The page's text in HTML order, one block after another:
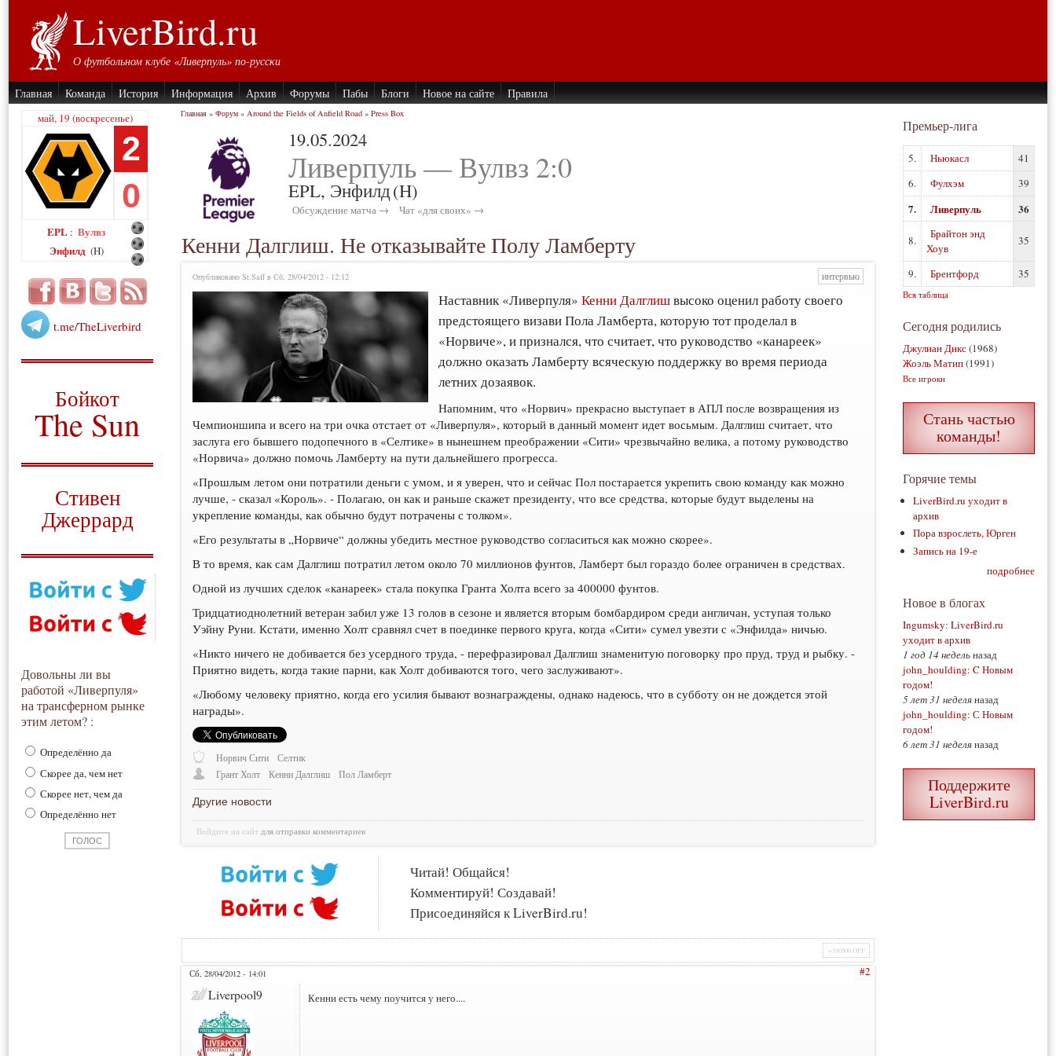
LiverBird.ru
О футбольном клубе «Ливерпуль» по-русски
Главная Команда История Информация Архив Форумы Пабы Блоги Новое на сайте Правила
май, 19 (воскресенье)
2
0
EPL : Вулвз
Энфилд (H)
t.me/TheLiverbird
Бойкот
The Sun
Стивен
Джеррард
Довольны ли вы
работой «Ливерпуля»
на трансферном рынке
этим летом? :
Определённо да
Скорее да, чем нет
Скорее нет, чем да
Определённо нет
Главная » Форум » Around the Fields of Anfield Road » Press Box
19.05.2024
Ливерпуль — Вулвз 2:0
EPL, Энфилд(H)
Обсуждение матча → Чат «для своих» →
Кенни Далглиш. Не отказывайте Полу Ламберту
Опубликовано St.Saff в Сб, 28/04/2012 - 12:12 интервью
Наставник «Ливерпуля»Кенни Далглишвысоко оценил работу своего
предстоящего визави Пола Ламберта, которую тот проделал в
«Норвиче», и признался, что считает, что руководство «канареек»
должно оказать Ламберту всяческую поддержку во время периода
летних дозаявок.
Напомним, что «Норвич» прекрасно выступает в АПЛ после возвращения из
Чемпионшипа и всего на три очка отстает от «Ливерпуля», который в данный момент идет восьмым. Далглиш считает, что
заслуга его бывшего подопечного в «Селтике» в нынешнем преображении «Сити» чрезвычайно велика, а потому руководство
«Норвича» должно помочь Ламберту на пути дальнейшего прогресса.
«Прошлым летом они потратили деньги с умом, и я уверен, что и сейчас Пол постарается укрепить свою команду как можно
лучше, - сказал «Король». - Полагаю, он как и раньше скажет президенту, что все средства, которые будут выделены на
укрепление команды, как обычно будут потрачены с толком».
«Его результаты в „Норвиче“ должны убедить местное руководство согласиться как можно скорее».
В то время, как сам Далглиш потратил летом около 70 миллионов фунтов, Ламберт был гораздо более ограничен в средствах.
Одной из лучших сделок «канареек» стала покупка Гранта Холта всего за 400000 фунтов.
Тридцатиоднолетний ветеран забил уже 13 голов в сезоне и является вторым бомбардиром среди англичан, уступая только
Уэйну Руни. Кстати, именно Холт сравнял счет в поединке первого круга, когда «Сити» сумел увезти с «Энфилда» ничью.
«Никто ничего не добивается без усердного труда, - перефразировал Далглиш знаменитую поговорку про пруд, труд и рыбку. -
Приятно видеть, когда такие парни, как Холт добиваются того, чего заслуживают».
«Любому человеку приятно, когда его усилия бывают вознаграждены, однако надеюсь, что в субботу он не дождется этой
награды».
Норвич Сити
Селтик
Грант Холт
Кенни Далглиш Пол Ламберт
Другие новости
Войдите на сайт для отправки комментариев
Читай! Общайся!
Комментируй! Создавай!
Присоединяйся к LiverBird.ru!
+100500 OFF
Сб, 28/04/2012 - 14:01 #2
Liverpool9 Кенни есть чему поучится у него....
Премьер-лига
5. Ньюкасл
41
6.
Фулхэм 39
7. Ливерпуль 36
8.
Брайтон энд
Хоув
35
9. Брентфорд 35
Вся таблица
Сегодня родились
Джулиан Дикс(1968)
Жоэль Матип(1991)
Все игроки
Стань частью
команды!
Горячие темы
LiverBird.ru уходит в
архив
Пора взрослеть, Юрген
Запись на 19-е
подробнее
Новое в блогах
Ingumsky: LiverBird.ru
уходит в архив
1 год 14 недельназад
john_houlding: C Новым
годом!
5 лет 31 неделяназад
john_houlding: С Новым
годом!
6 лет 31 неделяназад
Поддержите
LiverBird.ru